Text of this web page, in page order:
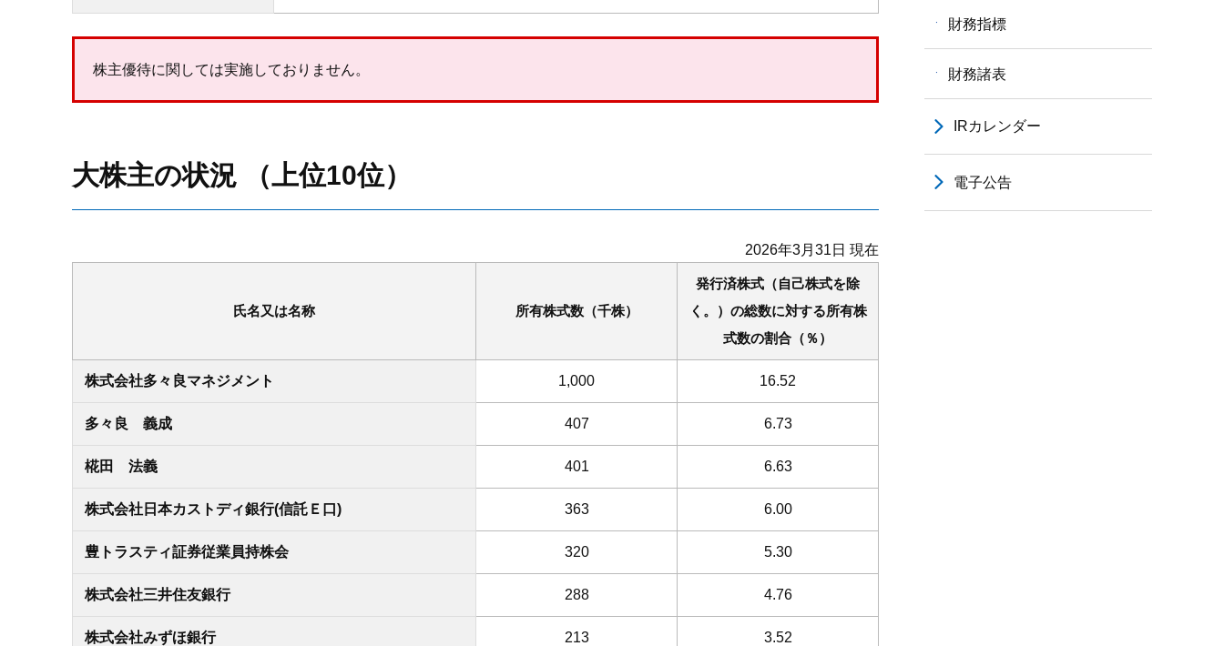
株主優待に関しては実施しておりません。
大株主の状況 （上位10位）
2026年3月31日 現在
氏名又は名称 所有株式数（千株）
発行済株式（自己株式を除
く。）の総数に対する所有株
式数の割合（％）
株式会社多々良マネジメント 1,000 16.52
多々良 義成 407 6.73
椛田 法義 401 6.63
株式会社日本カストディ銀行(信託Ｅ口) 363 6.00
豊トラスティ証券従業員持株会 320 5.30
株式会社三井住友銀行 288 4.76
株式会社みずほ銀行 213 3.52
財務指標
財務諸表
IRカレンダー
電子公告